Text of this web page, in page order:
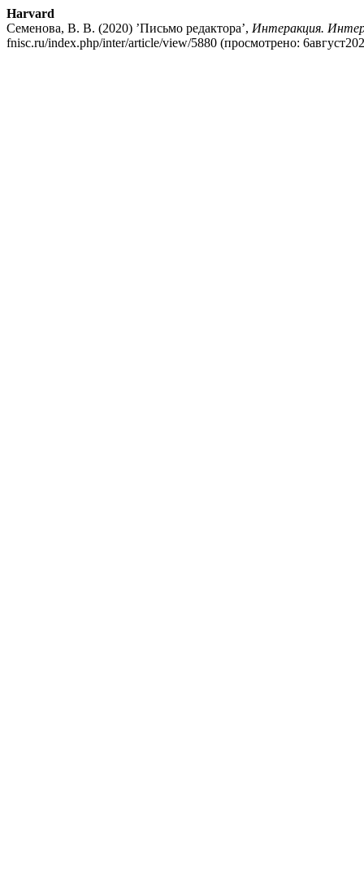
Harvard
Семенова, В. В. (2020) ’Письмо редактора’, Интеракция.
fnisc.ru/index.php/inter/article/view/5880 (просмотрено: